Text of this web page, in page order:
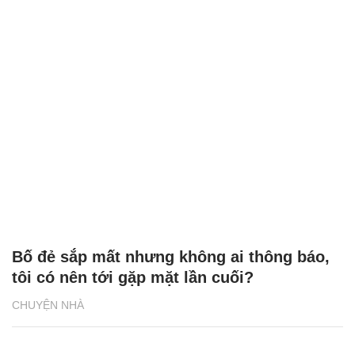
CHUYỆN NHÀ
Bố đẻ sắp mất nhưng không ai thông báo,
tôi có nên tới gặp mặt lần cuối?